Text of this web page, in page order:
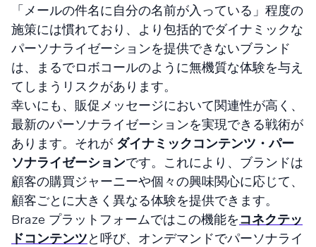
「メールの件名に自分の名前が入っている」程度の
施策には慣れており、より包括的でダイナミックな
パーソナライゼーションを提供できないブランド
は、まるでロボコールのように無機質な体験を与え
てしまうリスクがあります。
幸いにも、販促メッセージにおいて関連性が高く、
最新のパーソナライゼーションを実現できる戦術が
あります。それが ダイナミックコンテンツ・パー
ソナライゼーションです。これにより、ブランドは
顧客の購買ジャーニーや個々の興味関心に応じて、
顧客ごとに大きく異なる体験を提供できます。
Braze プラットフォームではこの機能をコネクテッ
ドコンテンツと呼び、オンデマンドでパーソナライ